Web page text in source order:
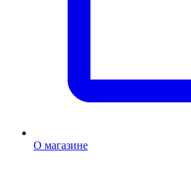
О магазине